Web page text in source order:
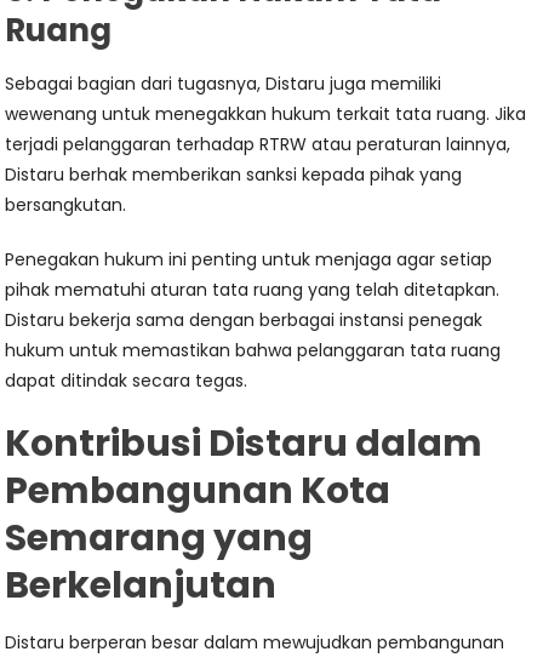
Ruang
Sebagai bagian dari tugasnya, Distaru juga memiliki
wewenang untuk menegakkan hukum terkait tata ruang. Jika
terjadi pelanggaran terhadap RTRW atau peraturan lainnya,
Distaru berhak memberikan sanksi kepada pihak yang
bersangkutan.
Penegakan hukum ini penting untuk menjaga agar setiap
pihak mematuhi aturan tata ruang yang telah ditetapkan.
Distaru bekerja sama dengan berbagai instansi penegak
hukum untuk memastikan bahwa pelanggaran tata ruang
dapat ditindak secara tegas.
Kontribusi Distaru dalam
Pembangunan Kota
Semarang yang
Berkelanjutan
Distaru berperan besar dalam mewujudkan pembangunan